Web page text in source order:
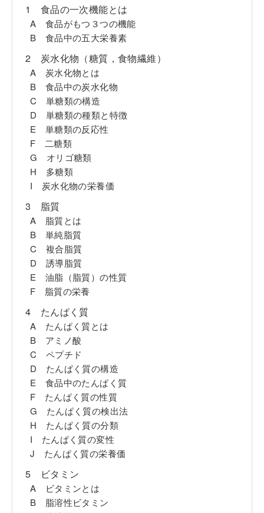
1 食品の一次機能とは
A 食品がもつ３つの機能
B 食品中の五大栄養素
2 炭水化物（糖質，食物繊維）
A 炭水化物とは
B 食品中の炭水化物
C 単糖類の構造
D 単糖類の種類と特徴
E 単糖類の反応性
F 二糖類
G オリゴ糖類
H 多糖類
I 炭水化物の栄養価
3 脂質
A 脂質とは
B 単純脂質
C 複合脂質
D 誘導脂質
E 油脂（脂質）の性質
F 脂質の栄養
4 たんぱく質
A たんぱく質とは
B アミノ酸
C ペプチド
D たんぱく質の構造
E 食品中のたんぱく質
F たんぱく質の性質
G たんぱく質の検出法
H たんぱく質の分類
I たんぱく質の変性
J たんぱく質の栄養価
5 ビタミン
A ビタミンとは
B 脂溶性ビタミン